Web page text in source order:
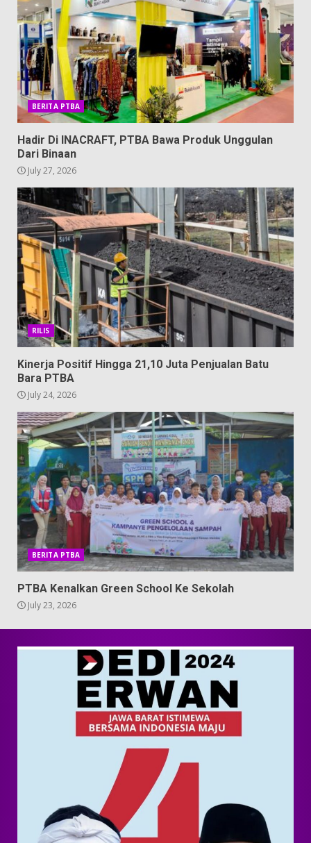
BERITA PTBA
Hadir Di INACRAFT, PTBA Bawa Produk Unggulan
Dari Binaan
July 27, 2026
RILIS
Kinerja Positif Hingga 21,10 Juta Penjualan Batu
Bara PTBA
July 24, 2026
BERITA PTBA
PTBA Kenalkan Green School Ke Sekolah
July 23, 2026